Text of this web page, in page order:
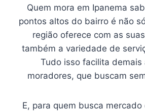
Quem mora em Ipanema
pontos altos do bairro é não
região oferece com as suas
também a variedade de
Tudo isso facilita demais
moradores, que buscam
E, para quem busca mercado